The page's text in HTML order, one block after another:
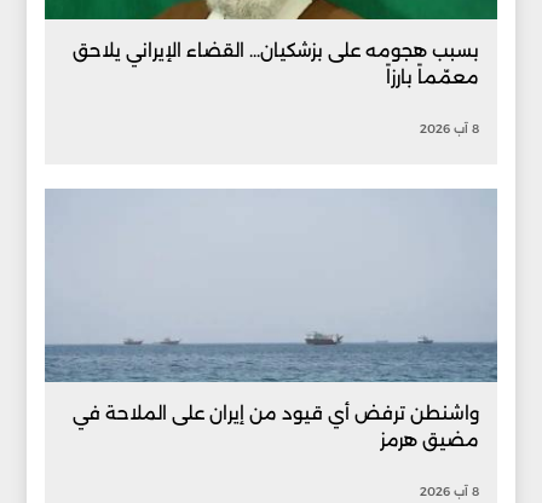
بسبب هجومه على بزشكيان... القضاء الإيراني يلاحق
معمّماً بارزاً
8 آب 2026
واشنطن ترفض أي قيود من إيران على الملاحة في
مضيق هرمز
8 آب 2026